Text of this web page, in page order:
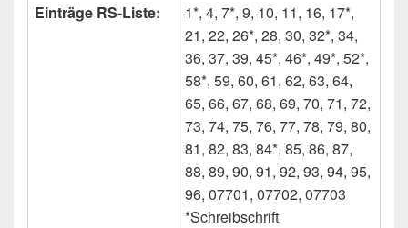
Einträge RS-Liste:
1*, 4, 7*, 9, 10, 11, 16, 17*,
21, 22, 26*, 28, 30, 32*, 34,
36, 37, 39, 45*, 46*, 49*, 52*,
58*, 59, 60, 61, 62, 63, 64,
65, 66, 67, 68, 69, 70, 71, 72,
73, 74, 75, 76, 77, 78, 79, 80,
81, 82, 83, 84*, 85, 86, 87,
88, 89, 90, 91, 92, 93, 94, 95,
96, 07701, 07702, 07703
*Schreibschrift